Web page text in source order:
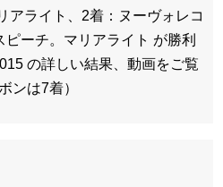
アライト、2着：ヌーヴォレコ
ーチ。マリアライト が勝利
の詳しい結果、動画をご覧
ンは7着）